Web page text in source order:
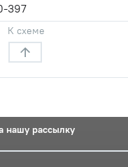
397
К схеме
нашу рассылку